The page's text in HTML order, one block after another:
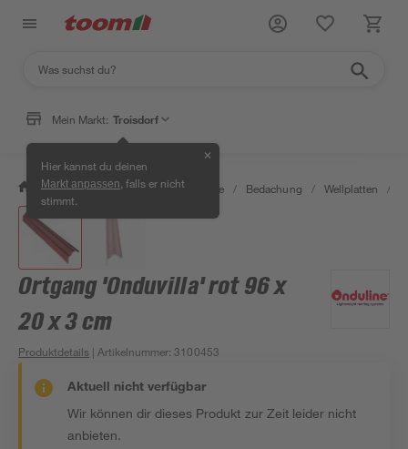
Mein Markt: Troisdorf
Hier kannst du deinen
Markt anpassen , falls er nicht
stimmt.
✕
/ Bauen & Renovieren / Baustoffe / Bedachung / Wellplatten /
Ortgang 'Onduvilla' rot 96 x
20 x 3 cm
Produktdetails | Artikelnummer:3100453
Aktuell nicht verfügbar
Wir können dir dieses Produkt zur Zeit leider nicht
anbieten.